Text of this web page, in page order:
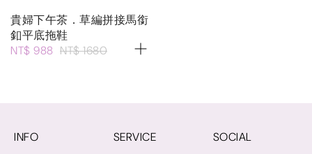
貴婦下午茶．草編拼接馬銜
釦平底拖鞋
NT$ 988 NT$ 1680
INFO
SERVICE
SOCIAL